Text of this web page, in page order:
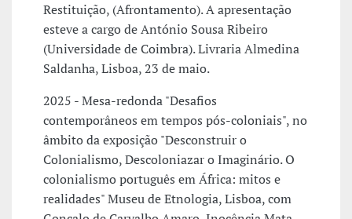
Restituição, (Afrontamento). A apresentação
esteve a cargo de António Sousa Ribeiro
(Universidade de Coimbra). Livraria Almedina
Saldanha, Lisboa, 23 de maio.
2025 - Mesa-redonda "Desafios
contemporâneos em tempos pós-coloniais", no
âmbito da exposição "Desconstruir o
Colonialismo, Descoloniazar o Imaginário. O
colonialismo português em África: mitos e
realidades" Museu de Etnologia, Lisboa, com